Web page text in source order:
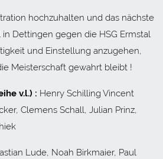
hochzuhalten und das nächste
Dettingen gegen die HSG Ermstal
und Einstellung anzugehen,
Meisterschaft gewahrt bleibt !
v.l.) : Henry Schilling Vincent
Clemens Schall, Julian Prinz,
Lude, Noah Birkmaier, Paul